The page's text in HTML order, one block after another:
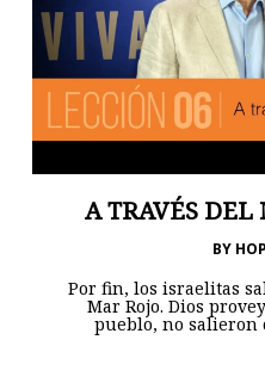
A TRAVÉS DEL
BY
Por fin, los israelitas
Mar Rojo. Dios
pueblo, no salieron